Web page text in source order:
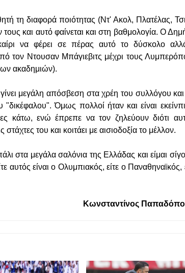
τη διαφορά ποιότητας (Ντ' Ακολ, Πλατέλας,
και αυτό φαίνεται και στη βαθμολογία. Ο
να φέρει σε πέρας αυτό το δύσκολο
τον Ντουσαν Μπάγιεβιτς μέχρι τους
ακαδημιών).
μεγάλη απόσβεση στα χρέη του συλλόγου
"δικέφαλου". Όμως πολλοί ήταν και είναι
κάτω, ενώ έπρεπε να τον ζηλεύουν διότι
του και κοιτάει με αισιοδοξία το μέλλον.
στα μεγάλα σαλόνια της Ελλάδας και είμαι
αυτός είναι ο Ολυμπιακός, είτε ο Παναθηναϊκός,
Κωνσταντίνος